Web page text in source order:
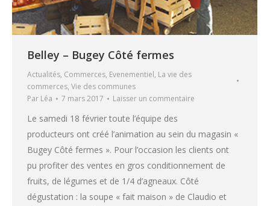
Belley – Bugey Côté fermes
Actualités, Commerces, Evenementiel, La vie des
commerces, Vie des communes
Par Léa 7 mars 2017 Laisser un commentaire
Le samedi 18 février toute l’équipe des
producteurs ont créé l’animation au sein du magasin «
Bugey Côté fermes ». Pour l’occasion les clients ont
pu profiter des ventes en gros conditionnement de
fruits, de légumes et de 1/4 d’agneaux. Côté
dégustation : la soupe « fait maison » de Claudio et